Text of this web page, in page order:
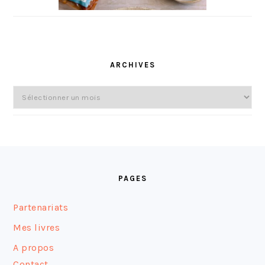
ARCHIVES
Archives
PAGES
Partenariats
Mes livres
A propos